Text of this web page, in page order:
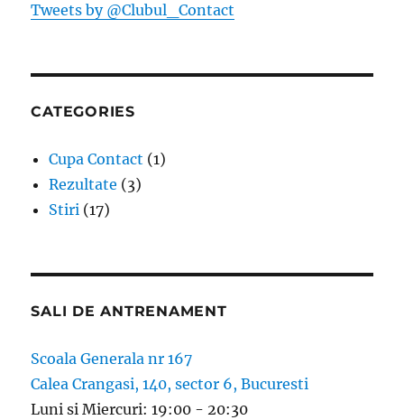
Tweets by @Clubul_Contact
CATEGORIES
Cupa Contact (1)
Rezultate (3)
Stiri (17)
SALI DE ANTRENAMENT
Scoala Generala nr 167
Calea Crangasi, 140, sector 6, Bucuresti
Luni si Miercuri: 19:00 - 20:30